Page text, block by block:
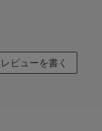
レビューを書く